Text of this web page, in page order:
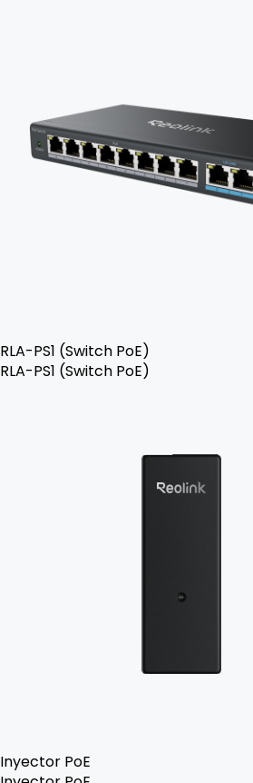
RLA-PS1 (Switch PoE)
RLA-PS1 (Switch PoE)
Inyector PoE